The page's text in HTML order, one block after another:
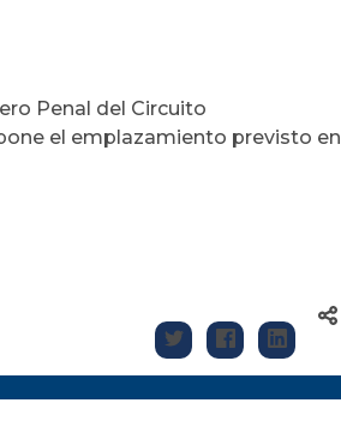
Penal del Circuito
el emplazamiento previsto en